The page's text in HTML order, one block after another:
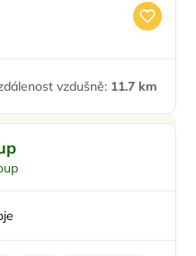
vzdušně: 11.7 km